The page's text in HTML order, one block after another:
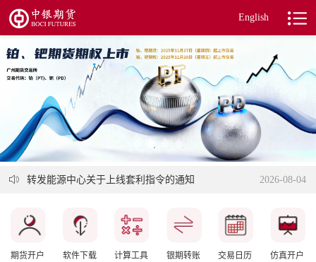
English
转发上期所关于调整石油沥青等期货相关合约涨跌停板幅...
2026-07-09
实际控制关系账户申报告知书
2025-08-08
关于警惕不法分子假冒中银期货名义从事非法期货活动的...
转发大商所关于焦炭期权上市交易有关事项的通知
2026-08-06
转发能源中心关于上线套利指令的通知
2026-08-04
转发关于发布上海期货交易所热轧卷板、不锈钢期货期权...
2026-07-27
关于调整部分期货合约交易保证金标准的通知
2026-07-09
关于调整部分期货相关合约交易手续费标准的通知
2026-07-09
期货开户 软件下载 计算工具 银期转账 交易日历 仿真开户